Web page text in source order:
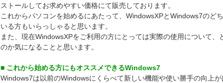
ストールしてお求めやすい価格にて販売しております。
これからパソコンを始めるにあたって、WindowsXPとWindows7のど
いる方もいらっしゃると思います。
また、現在WindowsXPをご利用の方にとっては実際の使用について、
のか気になることと思います。
■ これから始める方にもオススメできるWindows7
Windows7は以前のWindowsにくらべて新しい機能や使い勝手の向上